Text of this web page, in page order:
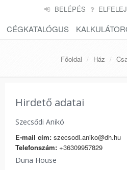
BELÉPÉS
CÉGKATALÓGUS
Főoldal Ház
Hirdető adatai
Szecsődi Anikó
E-mail cím:szecsodi.aniko@dh.hu
Telefonszám:+36309957829
Duna House